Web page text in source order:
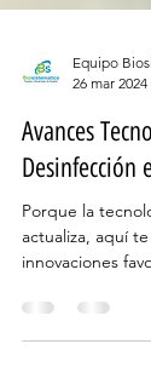
26 mar 2024
Avances
Desinfección
Porque la
innovaciones